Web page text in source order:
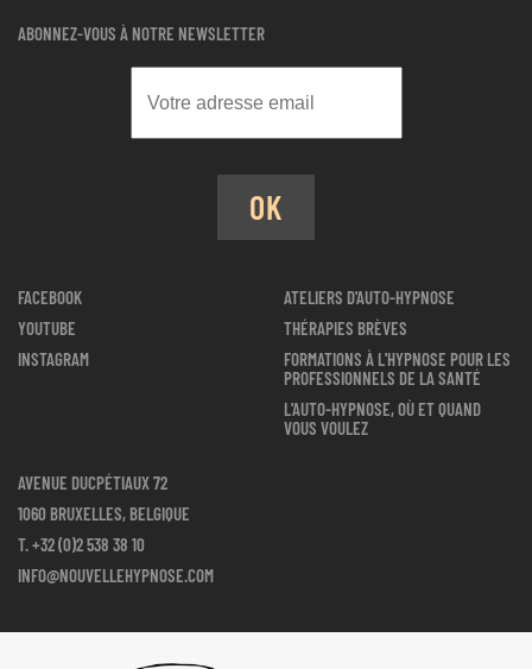
ABONNEZ-VOUS À NOTRE NEWSLETTER
OK
FACEBOOK
YOUTUBE
INSTAGRAM
ATELIERS D'AUTO-HYPNOSE
THÉRAPIES BRÈVES
FORMATIONS À L'HYPNOSE POUR LES
PROFESSIONNELS DE LA SANTÉ
L'AUTO-HYPNOSE, OÙ ET QUAND
VOUS VOULEZ
AVENUE DUCPÉTIAUX 72
1060 BRUXELLES, BELGIQUE
T.+32 (0)2 538 38 10
INFO@NOUVELLEHYPNOSE.COM